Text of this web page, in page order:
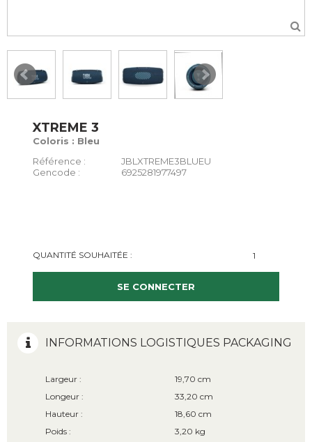
XTREME 3
Coloris : Bleu
Référence :
JBLXTREME3BLUEU
Gencode :
6925281977497
QUANTITÉ SOUHAITÉE :
SE CONNECTER
INFORMATIONS LOGISTIQUES PACKAGING
Largeur :
19,70 cm
Longeur :
33,20 cm
Hauteur :
18,60 cm
Poids :
3,20 kg